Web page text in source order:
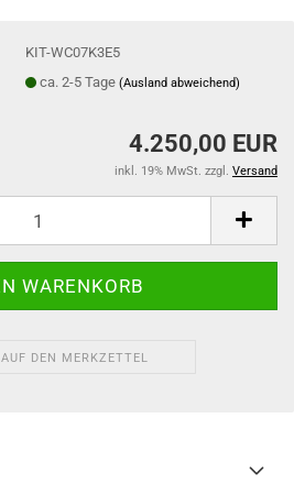
KIT-WC07K3E5
ca. 2-5 Tage(Ausland abweichend)
4.250,00 EUR
inkl. 19% MwSt. zzgl. Versand
AUF DEN MERKZETTEL